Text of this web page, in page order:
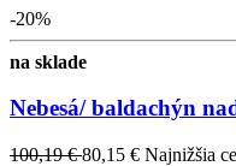
-20%
na sklade
Nebesá/ baldachýn
100,19 €80,15 € Najnižšia